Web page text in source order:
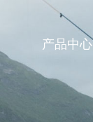
产品中心